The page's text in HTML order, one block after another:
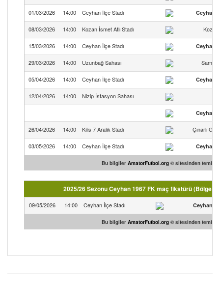
01/03/2026 14:00 Ceyhan İlçe Stadı Ceyhan
08/03/2026 14:00 Kozan İsmet Atlı Stadı
15/03/2026 14:00 Ceyhan İlçe Stadı Ceyhan
29/03/2026 14:00 Uzunbağ Sahası
05/04/2026 14:00 Ceyhan İlçe Stadı Ceyhan
12/04/2026 14:00 Nizip İstasyon Sahası
Ceyhan
26/04/2026 14:00 Kilis 7 Aralık Stadı Çınarlı
03/05/2026 14:00 Ceyhan İlçe Stadı Ceyhan
Bu bilgiler AmatorFutbol.org © sitesinden temin
2025/26 Sezonu Ceyhan 1967 FK maç fikstürü
09/05/2026 14:00 Ceyhan İlçe Stadı Ceyhan
Bu bilgiler AmatorFutbol.org © sitesinden temin